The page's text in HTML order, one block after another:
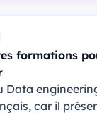
formations
Data
car il